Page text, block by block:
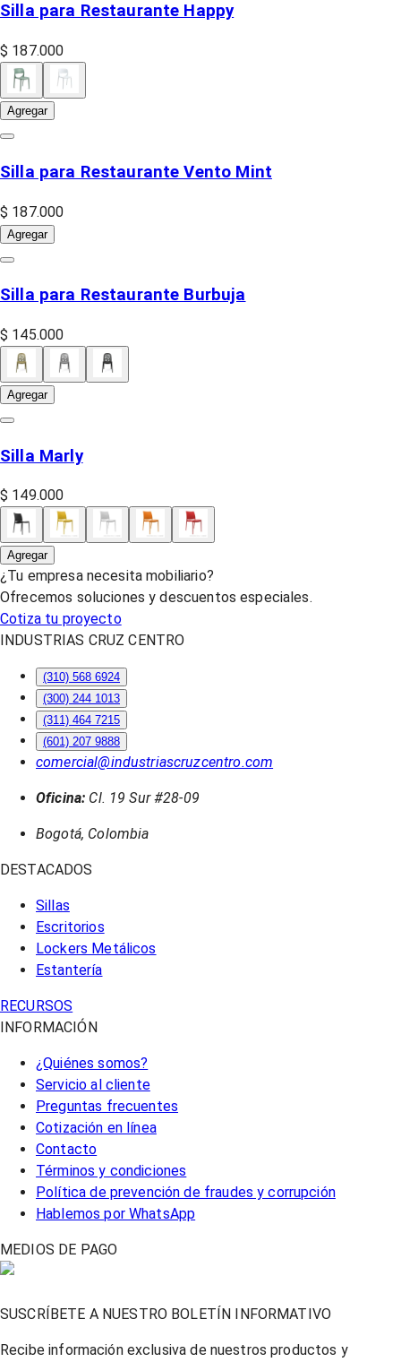
Silla para Restaurante Happy
$ 187.000
Agregar
Silla para Restaurante Vento Mint
$ 187.000
Agregar
Silla para Restaurante Burbuja
$ 145.000
Agregar
Silla Marly
$ 149.000
Agregar
¿Tu empresa necesita mobiliario?
Ofrecemos soluciones y descuentos especiales.
Cotiza tu proyecto
INDUSTRIAS CRUZ CENTRO
(310) 568 6924
(300) 244 1013
(311) 464 7215
(601) 207 9888
comercial@industriascruzcentro.com
Oficina: Cl. 19 Sur #28-09
Bogotá, Colombia
DESTACADOS
Sillas
Escritorios
Lockers Metálicos
Estantería
RECURSOS
INFORMACIÓN
¿Quiénes somos?
Servicio al cliente
Preguntas frecuentes
Cotización en línea
Contacto
Términos y condiciones
Política de prevención de fraudes y corrupción
Hablemos por WhatsApp
MEDIOS DE PAGO
SUSCRÍBETE A NUESTRO BOLETÍN INFORMATIVO
Recibe información exclusiva de nuestros productos y